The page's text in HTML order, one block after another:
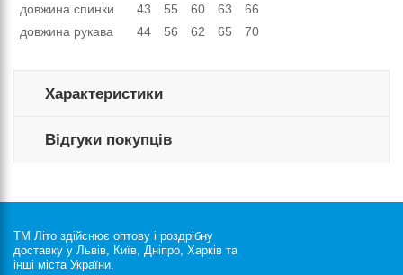
довжина спинки 43 55 60 63
66
довжина рукава
44 56 62 65 70
Характеристики
Відгуки покупців
ТМ Літо здійснює оптову і роздрібну
доставку у Львів, Київ, Дніпро, Харків та
інші міста України.